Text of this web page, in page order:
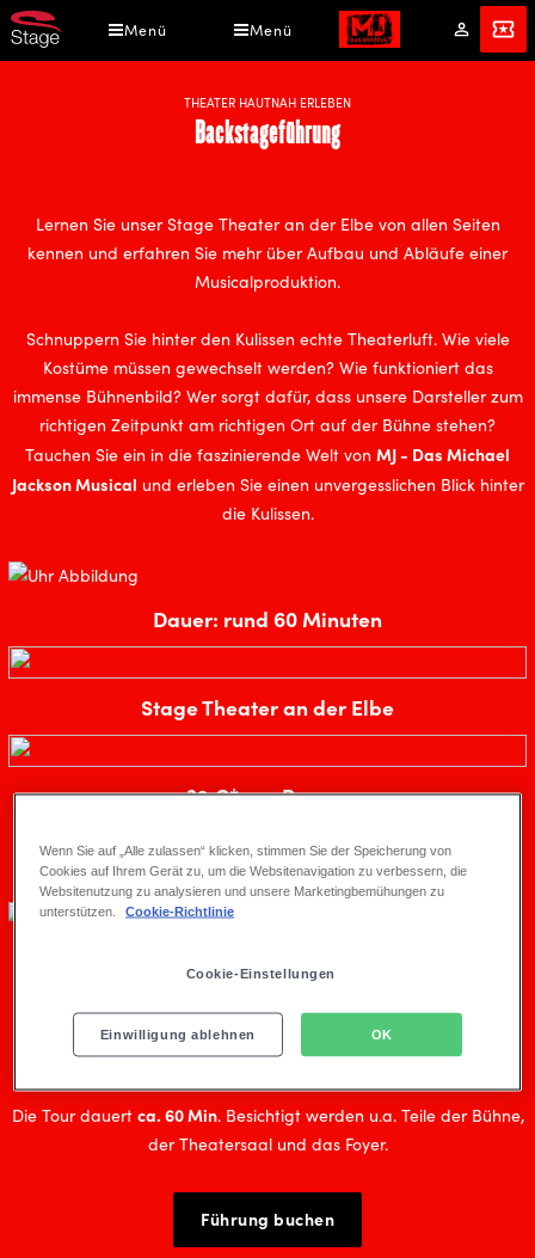
Direkt
zum
Menü Menü
Mein
Konto
Tickets
THEATER HAUTNAH ERLEBEN
Backstageführung
Lernen Sie unser Stage Theater an der Elbe von allen Seiten
kennen und erfahren Sie mehr über Aufbau und Abläufe einer
Musicalproduktion.
Schnuppern Sie hinter den Kulissen echte Theaterluft. Wie viele
Kostüme müssen gewechselt werden? Wie funktioniert das
immense Bühnenbild? Wer sorgt dafür, dass unsere Darsteller zum
richtigen Zeitpunkt am richtigen Ort auf der Bühne stehen?
Tauchen Sie ein in die faszinierende Welt von MJ - Das Michael
Jackson Musical und erleben Sie einen unvergesslichen Blick hinter
die Kulissen.
Dauer: rund 60 Minuten
Stage Theater an der Elbe
32 €* pro Person
Entdecken Sie die Magie hinter dem Vorhang!
Die Tour dauert ca. 60 Min. Besichtigt werden u.a. Teile der Bühne,
der Theatersaal und das Foyer.
Führung buchen
Wenn Sie auf „Alle zulassen“ klicken, stimmen Sie der Speicherung von
Cookies auf Ihrem Gerät zu, um die Websitenavigation zu verbessern, die
Websitenutzung zu analysieren und unsere Marketingbemühungen zu
unterstützen.
Cookie-Richtlinie
Cookie-Einstellungen
Einwilligung ablehnen OK